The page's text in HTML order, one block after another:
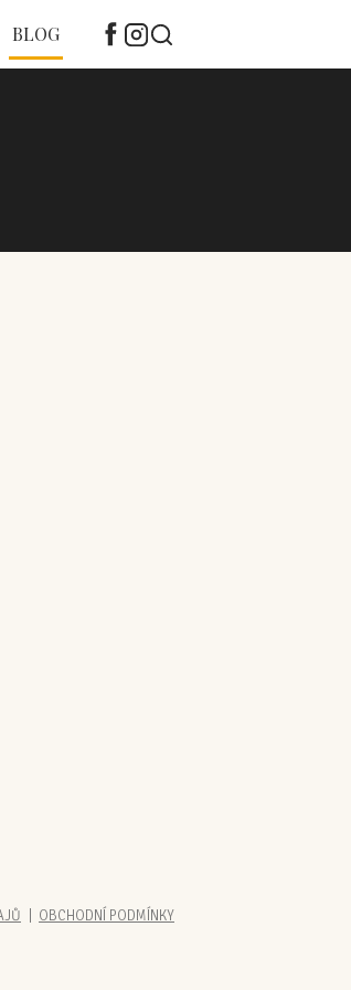
BLOG
OBCHODNÍ PODMÍNKY